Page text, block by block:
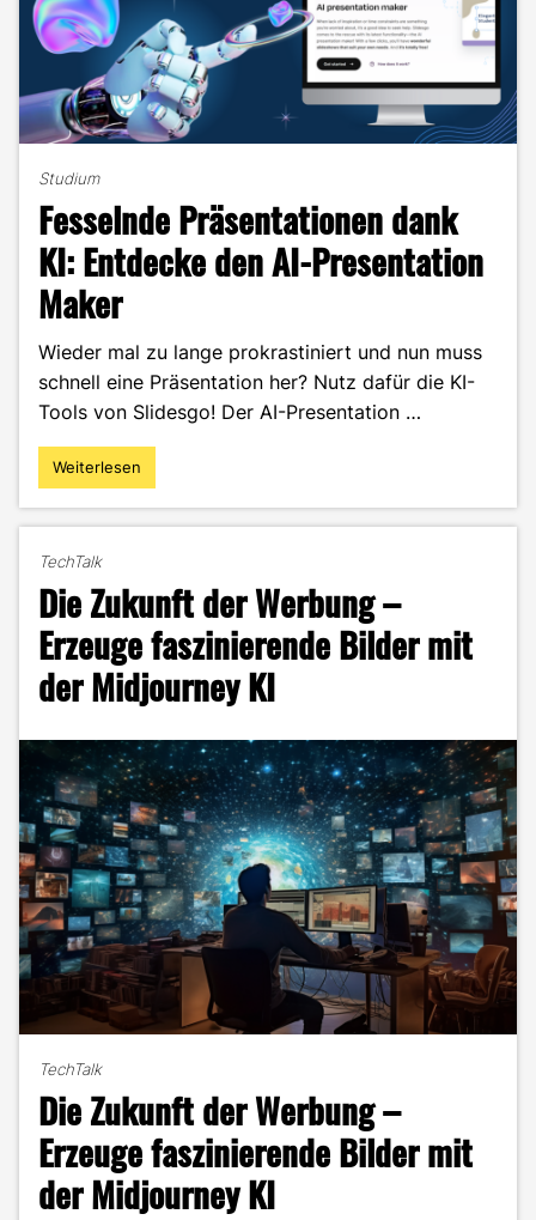
Studium
Fesselnde Präsentationen dank
KI: Entdecke den AI-Presentation
Maker
Wieder mal zu lange prokrastiniert und nun muss
schnell eine Präsentation her? Nutz dafür die KI-
Tools von Slidesgo! Der AI-Presentation …
"Fesselnde
Präsentationen
Entdecke
den
AI-
Presentation
Maker"
Weiterlesen
TechTalk
Die Zukunft der Werbung –
Erzeuge faszinierende Bilder mit
der Midjourney KI
TechTalk
Die Zukunft der Werbung –
Erzeuge faszinierende Bilder mit
der Midjourney KI